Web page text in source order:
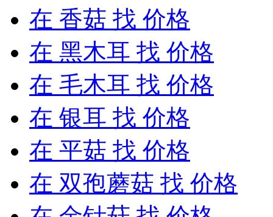
在 香菇 找 价格
在 黑木耳 找 价格
在 毛木耳 找 价格
在 银耳 找 价格
在 平菇 找 价格
在 双孢蘑菇 找 价格